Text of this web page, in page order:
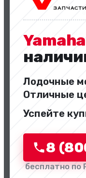
Yamaha
Лодочные
Отличные
Успейте
8
бесплатно по
Двигатели
Перейти в